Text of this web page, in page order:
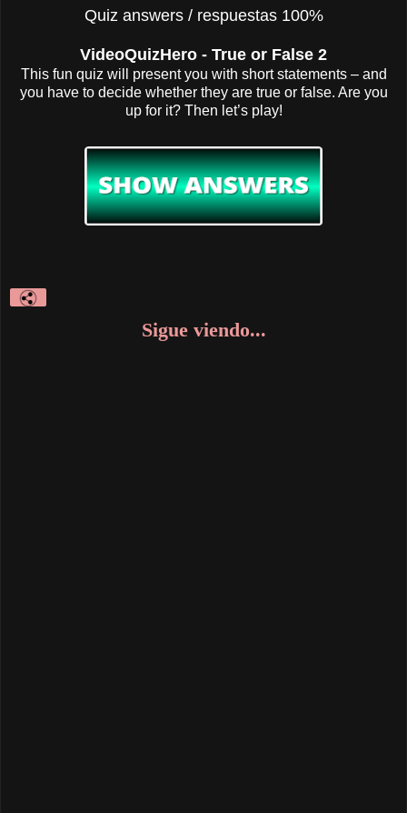
Quiz answers / respuestas 100%
VideoQuizHero - True or False 2
This fun quiz will present you with short statements – and
you have to decide whether they are true or false. Are you
up for it? Then let’s play!
Sigue viendo...